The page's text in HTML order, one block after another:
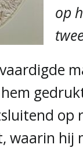
op
op
waarin hij